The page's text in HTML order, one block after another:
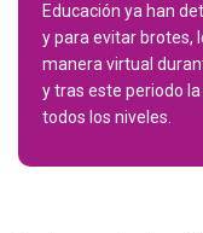
Educación ya han
y para evitar brotes,
manera virtual
y tras este periodo
todos los niveles.